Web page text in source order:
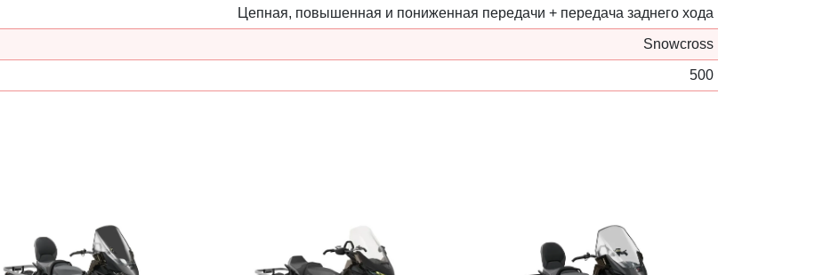
Цепная, повышенная и пониженная передачи + передача заднего хода
Snowcross
500